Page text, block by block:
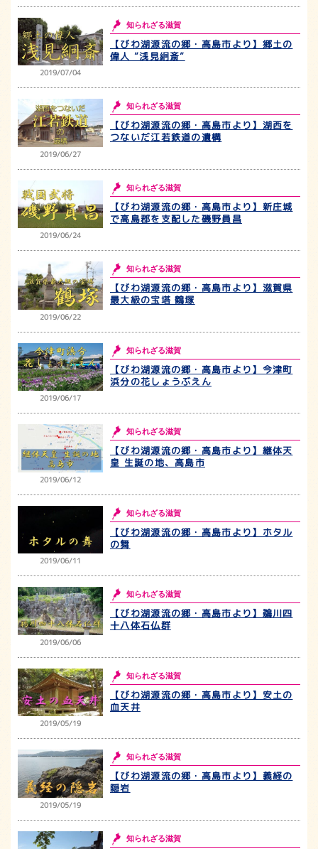
2019/07/04
知られざる滋賀
【びわ湖源流の郷・高島市より】郷土の
偉人 ”浅見絅斎”
2019/06/27
知られざる滋賀
【びわ湖源流の郷・高島市より】湖西を
つないだ江若鉄道の遺構
2019/06/24
知られざる滋賀
【びわ湖源流の郷・高島市より】新庄城
で高島郡を支配した磯野員昌
2019/06/22
知られざる滋賀
【びわ湖源流の郷・高島市より】滋賀県
最大級の宝塔 鶴塚
2019/06/17
知られざる滋賀
【びわ湖源流の郷・高島市より】今津町
浜分の花しょうぶえん
2019/06/12
知られざる滋賀
【びわ湖源流の郷・高島市より】継体天
皇 生誕の地、高島市
2019/06/11
知られざる滋賀
【びわ湖源流の郷・高島市より】ホタル
の舞
2019/06/06
知られざる滋賀
【びわ湖源流の郷・高島市より】鵜川四
十八体石仏群
2019/05/19
知られざる滋賀
【びわ湖源流の郷・高島市より】安土の
血天井
2019/05/19
知られざる滋賀
【びわ湖源流の郷・高島市より】義経の
隠岩
知られざる滋賀